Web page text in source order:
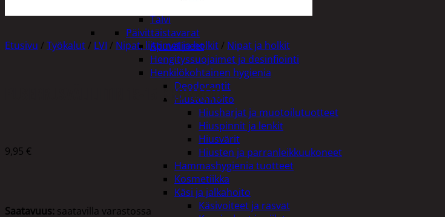
Talvi
Päivittäistavarat
Apuvälineet
Hengityssuojaimet ja desinfiointi
Henkilökohtainen hygienia
Deodorantit
Hiustenhoito
Hiusharjat ja muotoilutuotteet
Hiuspinnit ja lenkit
Hiusvärit
Hiusten ja parranleikkuukoneet
Hammashygienia tuotteet
Kosmetiikka
Käsi ja jalkahoito
Käsivoiteet ja rasvat
Etusivu / Työkalut / LVI / Nipat, liittimet ja holkit / Nipat ja holkit
PUSERRUSVÄLILIITIN 15-15 KROMATTU
9,95 €
Saatavuus: saatavilla varastossa